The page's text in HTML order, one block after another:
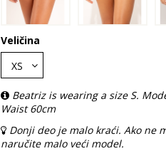
Veličina
Beatriz is wearing a size S.
Waist 60cm
Donji deo je malo kraći. Ako ne
naručite malo veći model.